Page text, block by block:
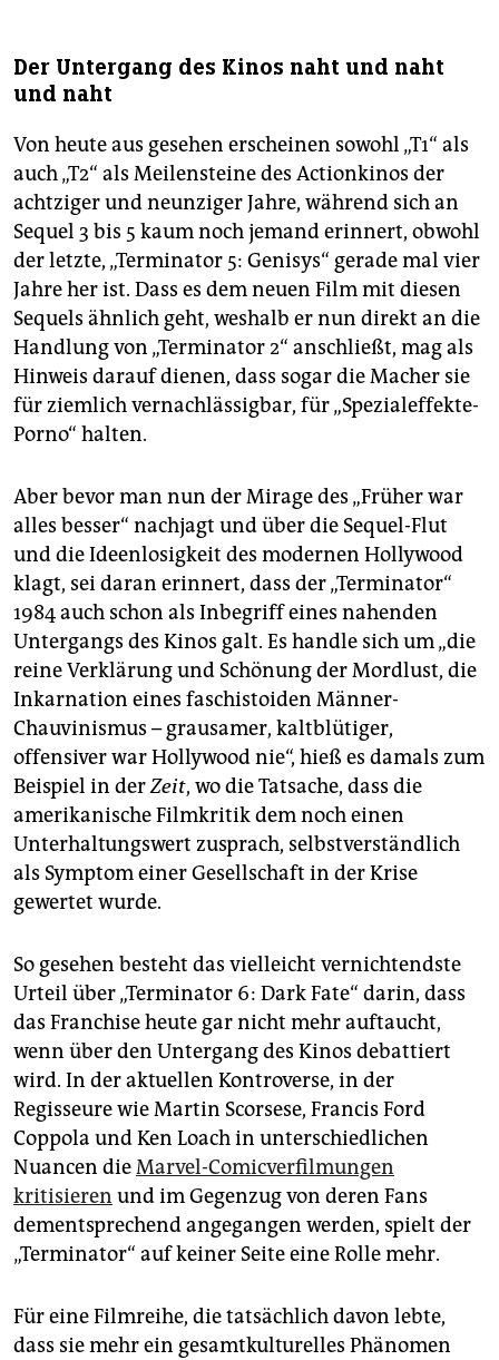
Der Untergang des Kinos naht und naht
und naht
Von heute aus gesehen erscheinen sowohl „T1“ als
auch „T2“ als Meilensteine des Actionkinos der
achtziger und neunziger Jahre, während sich an
Sequel 3 bis 5 kaum noch jemand erinnert, obwohl
der letzte, „Terminator 5: Genisys“ gerade mal vier
Jahre her ist. Dass es dem neuen Film mit diesen
Sequels ähnlich geht, weshalb er nun direkt an die
Handlung von „Terminator 2“ anschließt, mag als
Hinweis darauf dienen, dass sogar die Macher sie
für ziemlich vernachlässigbar, für „Spezialeffekte-
Porno“ halten.
Aber bevor man nun der Mirage des „Früher war
alles besser“ nachjagt und über die Sequel-Flut
und die Ideenlosigkeit des modernen Hollywood
klagt, sei daran erinnert, dass der „Terminator“
1984 auch schon als Inbegriff eines nahenden
Untergangs des Kinos galt. Es handle sich um „die
reine Verklärung und Schönung der Mordlust, die
Inkarnation eines faschistoiden Männer-
Chauvinismus – grausamer, kaltblütiger,
offensiver war Hollywood nie“, hieß es damals zum
Beispiel in derZeit, wo die Tatsache, dass die
amerikanische Filmkritik dem noch einen
Unterhaltungswert zusprach, selbstverständlich
als Symptom einer Gesellschaft in der Krise
gewertet wurde.
So gesehen besteht das vielleicht vernichtendste
Urteil über „Terminator 6: Dark Fate“ darin, dass
das Franchise heute gar nicht mehr auftaucht,
wenn über den Untergang des Kinos debattiert
wird. In der aktuellen Kontroverse, in der
Regisseure wie Martin Scorsese, Francis Ford
Coppola und Ken Loach in unterschiedlichen
Nuancen dieMarvel-Comicverfilmungen
kritisieren und im Gegenzug von deren Fans
dementsprechend angegangen werden, spielt der
„Terminator“ auf keiner Seite eine Rolle mehr.
Für eine Filmreihe, die tatsächlich davon lebte,
dass sie mehr ein gesamtkulturelles Phänomen